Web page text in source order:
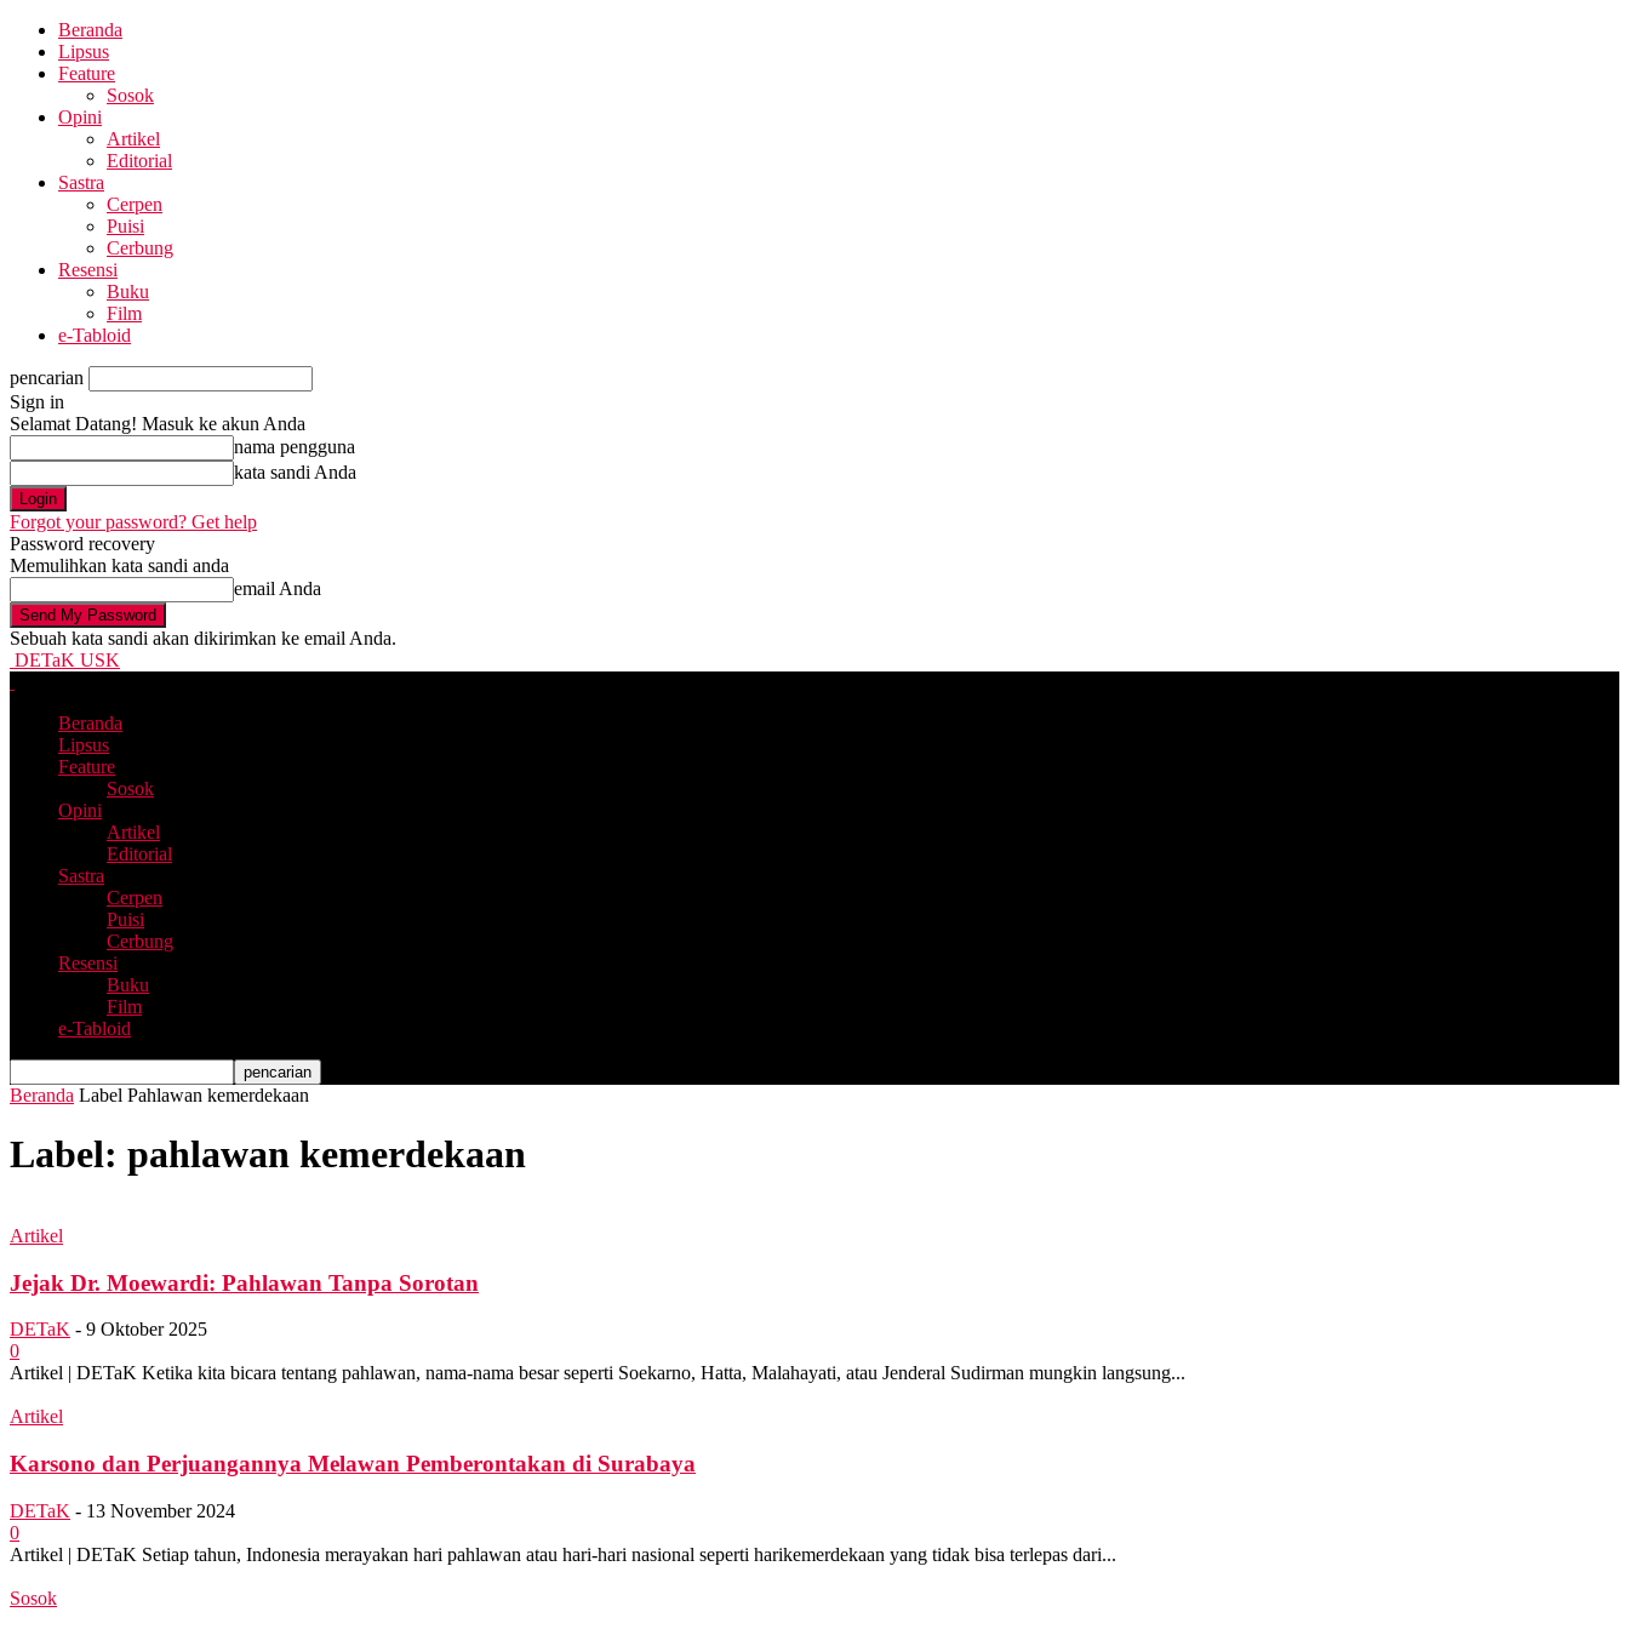
Beranda
Lipsus
Feature
Sosok
Opini
Artikel
Editorial
Sastra
Cerpen
Puisi
Cerbung
Resensi
Buku
Film
e-Tabloid
pencarian
Sign in
Selamat Datang! Masuk ke akun Anda
nama pengguna
kata sandi Anda
Forgot your password? Get help
Password recovery
Memulihkan kata sandi anda
email Anda
Sebuah kata sandi akan dikirimkan ke email Anda.
DETaK USK
Beranda
Lipsus
Feature
Sosok
Opini
Artikel
Editorial
Sastra
Cerpen
Puisi
Cerbung
Resensi
Buku
Film
e-Tabloid
Beranda Label Pahlawan kemerdekaan
Label: pahlawan kemerdekaan
Artikel
Jejak Dr. Moewardi: Pahlawan Tanpa Sorotan
DETaK - 9 Oktober 2025
0
Artikel | DETaK Ketika kita bicara tentang pahlawan, nama-nama besar seperti Soekarno, Hatta, Malahayati, atau Jenderal Sudirman mungkin langsung...
Artikel
Karsono dan Perjuangannya Melawan Pemberontakan di Surabaya
DETaK - 13 November 2024
0
Artikel | DETaK Setiap tahun, Indonesia merayakan hari pahlawan atau hari-hari nasional seperti harikemerdekaan yang tidak bisa terlepas dari...
Sosok